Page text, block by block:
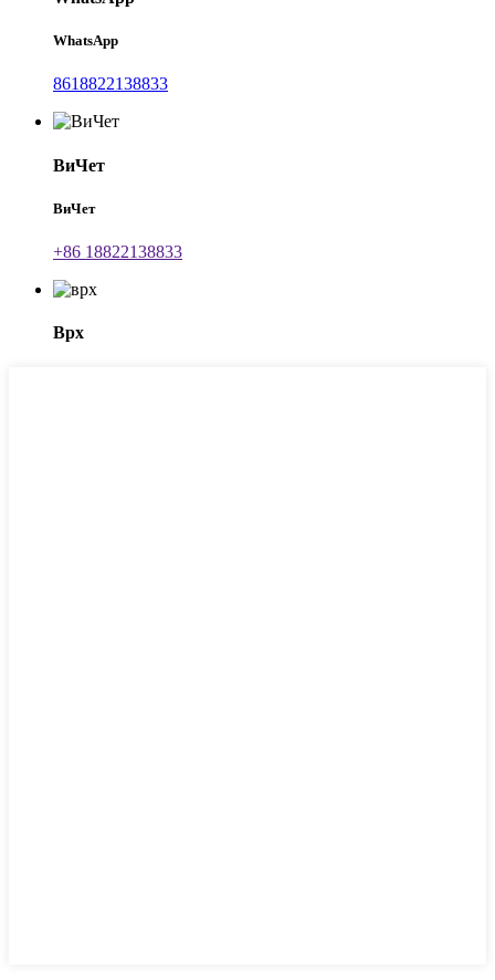
WhatsApp
8618822138833
ВиЧет
ВиЧет
+86 18822138833
Врх